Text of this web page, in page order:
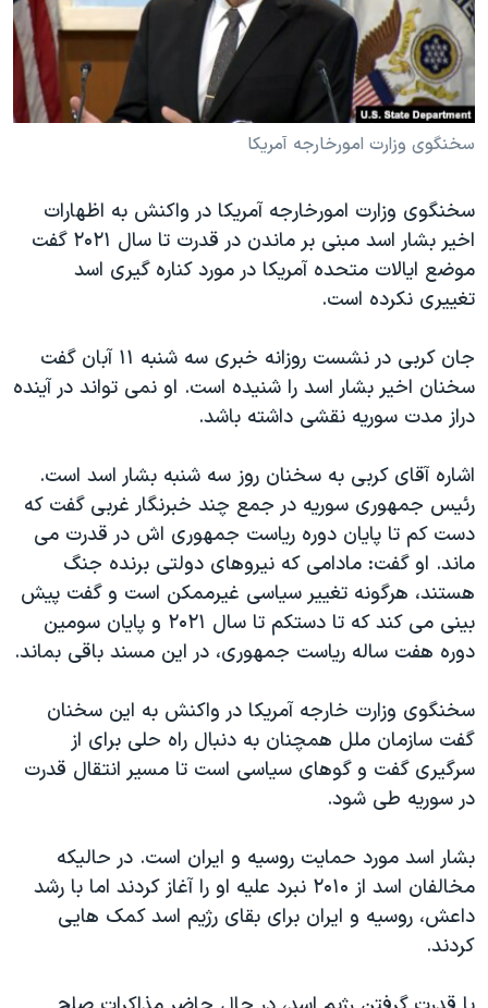
فرهنگ و زندگی
حقوق شهروندی
اقتصادی
علم و فناوری
گالری عکس
آرشیو پخش زنده
مستندها
انتخابات ریاست جمهوری آمریکا ۲۰۲۴
حمله جمهوری اسلامی به اسرائیل
رمز مهسا
اعتراضات زن، زندگی، آزادی
مجموعه مستندهای دادخواهی
تریبونال مردمی آبان ۹۸
چهل سال گروگان‌گیری
قانون شفافیت دارائی کادر رهبری ایران
اسرائیل در جنگ
نرگس محمدی برنده جایزه نوبل صلح
همایش محافظه‌کاران آمریکا «سی‌پک»
صفحه‌های ویژه
سفر پرزیدنت ترامپ به چین
دنبال کنید
سخنگوی وزارت امورخارجه آمریکا
سخنگوی وزارت امورخارجه آمریکا در واکنش به اظهارات
اخیر بشار اسد مبنی بر ماندن در قدرت تا سال ۲۰۲۱ گفت
موضع ایالات متحده آمریکا در مورد کناره گیری اسد
تغییری نکرده است.
جان کربی در نشست روزانه خبری سه شنبه ۱۱ آبان گفت
سخنان اخیر بشار اسد را شنیده است. او نمی تواند در آینده
دراز مدت سوریه نقشی داشته باشد.
اشاره آقای کربی به سخنان روز سه شنبه بشار اسد است.
رئیس جمهوری سوریه در جمع چند خبرنگار غربی گفت که
دست کم تا پایان دوره ریاست جمهوری اش در قدرت می
ماند. او گفت:‌ مادامی که نیروهای دولتی برنده جنگ
هستند، هرگونه تغییر سیاسی غیرممکن است و گفت پیش
بینی می کند که تا دستکم تا سال ۲۰۲۱ و پایان سومین
دوره هفت ساله ریاست جمهوری، در این مسند باقی بماند.
سخنگوی وزارت خارجه آمریکا در واکنش به این سخنان
گفت سازمان ملل همچنان به دنبال راه حلی برای از
سرگیری گفت و گوهای سیاسی است تا مسیر انتقال قدرت
در سوریه طی شود.
بشار اسد مورد حمایت روسیه و ایران است. در حالیکه
مخالفان اسد از ۲۰۱۰ نبرد علیه او را آغاز کردند اما با رشد
داعش، روسیه و ایران برای بقای رژیم اسد کمک هایی
کردند.